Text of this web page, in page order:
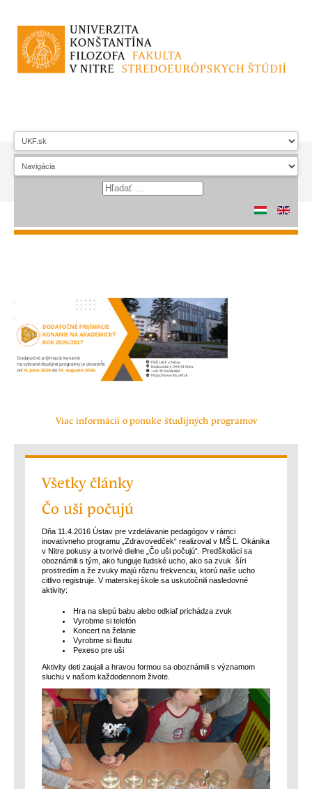
Viac informácií o ponuke študijných programov
Všetky články
Čo uši počujú
Dňa 11.4.2016 Ústav pre vzdelávanie pedagógov v rámci
inovatívneho programu „Zdravovedček“ realizoval v MŠ Ľ. Okánika
v Nitre pokusy a tvorivé dielne „Čo uši počujú“. Predškoláci sa
oboznámili s tým, ako funguje ľudské ucho, ako sa zvuk šíri
prostredím a že zvuky majú rôznu frekvenciu, ktorú naše ucho
citlivo registruje. V materskej škole sa uskutočnili nasledovné
aktivity:
Hra na slepú babu alebo odkiaľ prichádza zvuk
Vyrobme si telefón
Koncert na želanie
Vyrobme si flautu
Pexeso pre uši
Aktivity deti zaujali a hravou formou sa oboznámili s významom
sluchu v našom každodennom živote.